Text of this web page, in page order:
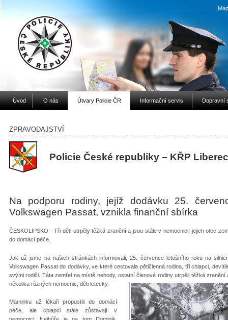
Úvod O nás Útvary Policie ČR Informační servis Dopravní
ZPRAVODAJSTVÍ
Policie České republiky – KŘP
Na podporu rodiny, jejíž dodávku 25.
Volkswagen Passat, vznikla finanční sbírka
ČESKOLIPSKO - Tři děti utrpěly těžká zranění a jsou stále v nemocnici, jejich otec
do domácí péče.
Jak už jsme na našich stránkách informovali, 25. července letošního roku na
Volkswagen Passat do dodávky, ve které cestovala pětičlenná rodina, tři chlapci,
svými rodiči. Táta zemřel na místě nehody, ostatní členové rodiny utrpěli těžká
několika různých nemocnic, děti letecky.
Maminku už lékaři propustili do domácí
péče, ale chlapci stále zůstávají v